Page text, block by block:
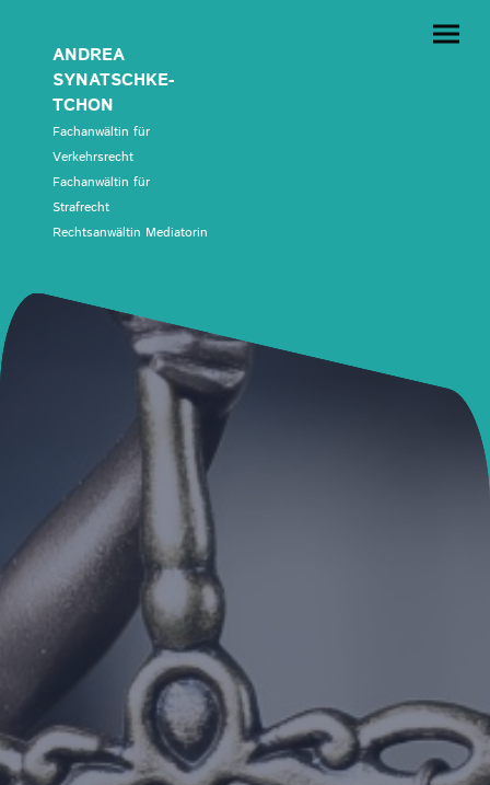
ANDREA
SYNATSCHKE-
TCHON
Fachanwältin für
Verkehrsrecht
Fachanwältin für
Strafrecht
Rechtsanwältin Mediatorin